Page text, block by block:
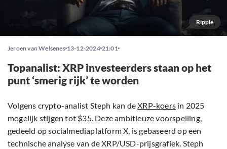
Ripple
Jeroen van Welsenes 13-12-2024 21:01
Topanalist: XRP investeerders staan op het
punt ‘smerig rijk’ te worden
Volgens crypto-analist Steph kan deXRP-koers in 2025
mogelijk stijgen tot $35. Deze ambitieuze voorspelling,
gedeeld op socialmediaplatform X, is gebaseerd op een
technische analyse van de XRP/USD-prijsgrafiek. Steph